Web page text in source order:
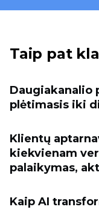
Taip pat
Daugiakanalio
plėtimasis iki
Klientų
kiekvienam
palaikymas,
Kaip AI